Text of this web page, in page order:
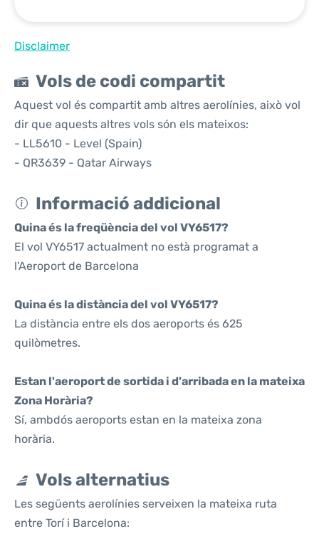
Disclaimer
Vols de codi compartit
Aquest vol és compartit amb altres aerolínies, això vol
dir que aquests altres vols són els mateixos:
- LL5610 - Level (Spain)
- QR3639 - Qatar Airways
Informació addicional
Quina és la freqüència del vol VY6517?
El vol VY6517 actualment no està programat a
l'Aeroport de Barcelona
Quina és la distància del vol VY6517?
La distància entre els dos aeroports és 625
quilòmetres.
Estan l'aeroport de sortida i d'arribada en la mateixa
Zona Horària?
Sí, ambdós aeroports estan en la mateixa zona
horària.
Vols alternatius
Les següents aerolínies serveixen la mateixa ruta
entre Torí i Barcelona: